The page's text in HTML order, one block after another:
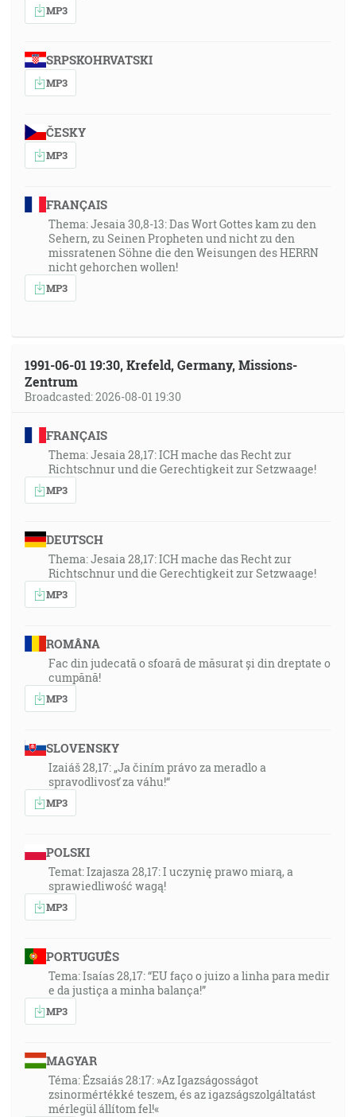
MP3
SRPSKOHRVATSKI
MP3
ČESKY
MP3
FRANÇAIS
Thema: Jesaia 30,8-13: Das Wort Gottes kam zu den
Sehern, zu Seinen Propheten und nicht zu den
missratenen Söhne die den Weisungen des HERRN
nicht gehorchen wollen!
MP3
1991-06-01 19:30, Krefeld, Germany, Missions-
Zentrum
Broadcasted: 2026-08-01 19:30
FRANÇAIS
Thema: Jesaia 28,17: ICH mache das Recht zur
Richtschnur und die Gerechtigkeit zur Setzwaage!
MP3
DEUTSCH
Thema: Jesaia 28,17: ICH mache das Recht zur
Richtschnur und die Gerechtigkeit zur Setzwaage!
MP3
ROMÂNA
Fac din judecată o sfoară de măsurat și din dreptate o
cumpănă!
MP3
SLOVENSKY
Izaiáš 28,17: „Ja činím právo za meradlo a
spravodlivosť za váhu!“
MP3
POLSKI
Temat: Izajasza 28,17: I uczynię prawo miarą, a
sprawiedliwość wagą!
MP3
PORTUGUÊS
Tema: Isaías 28,17: “EU faço o juizo a linha para medir
e da justiça a minha balança!”
MP3
MAGYAR
Téma: Ézsaiás 28:17: »Az Igazságosságot
zsinormértékké teszem, és az igazságszolgáltatást
mérlegül állítom fel!«